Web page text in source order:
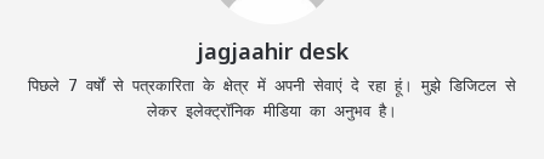
jagjaahir desk
पिछले 7 वर्षों से पत्रकारिता के क्षेत्र में अपनी सेवाएं दे रहा हूं। मुझे डिजिटल से
लेकर इलेक्ट्रॉनिक मीडिया का अनुभव है।